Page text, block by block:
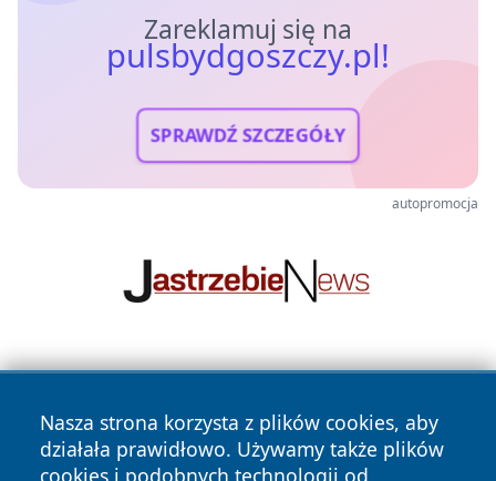
Zareklamuj się na
pulsbydgoszczy.pl!
SPRAWDŹ SZCZEGÓŁY
autopromocja
Nasza strona korzysta z plików cookies, aby
działała prawidłowo. Używamy także plików
cookies i podobnych technologii od